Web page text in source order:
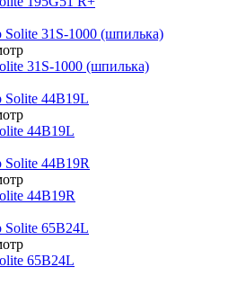
31S-1000 (шпилька)
44B19L
44B19R
65B24L